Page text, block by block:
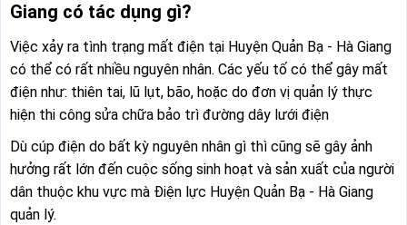
Giang có tác dụng gì?
Việc xảy ra tình trạng mất điện tại Huyện Quản Bạ - Hà Giang
có thể có rất nhiều nguyên nhân. Các yếu tố có thể gây mất
điện như: thiên tai, lũ lụt, bão, hoặc do đơn vị quản lý thực
hiện thi công sửa chữa bảo trì đường dây lưới điện
Dù cúp điện do bất kỳ nguyên nhân gì thì cũng sẽ gây ảnh
hưởng rất lớn đến cuộc sống sinh hoạt và sản xuất của người
dân thuộc khu vực mà Điện lực Huyện Quản Bạ - Hà Giang
quản lý.